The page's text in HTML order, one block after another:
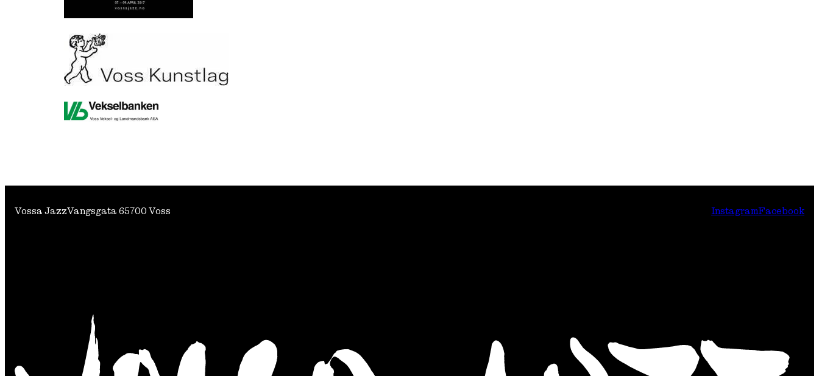
Vossa JazzVangsgata 65700 Voss InstagramFacebook